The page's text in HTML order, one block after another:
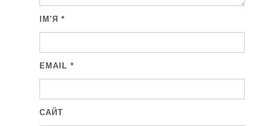
ІМ'Я *
EMAIL *
САЙТ